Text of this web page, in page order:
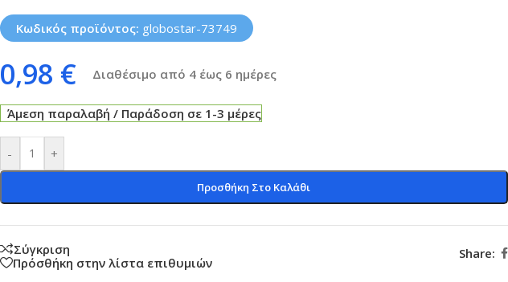
Κωδικός προϊόντος: globostar-73749
0,98 € Διαθέσιμο από 4 έως 6 ημέρες
Άμεση παραλαβή / Παράδοση σε 1-3 μέρες
- +
Προσθήκη Στο Καλάθι
Σύγκριση
Πρόσθήκη στην λίστα επιθυμιών
Share: